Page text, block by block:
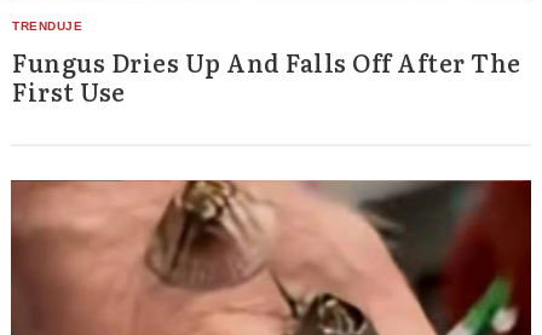
Fungus Dries Up And Falls Off After The
First Use